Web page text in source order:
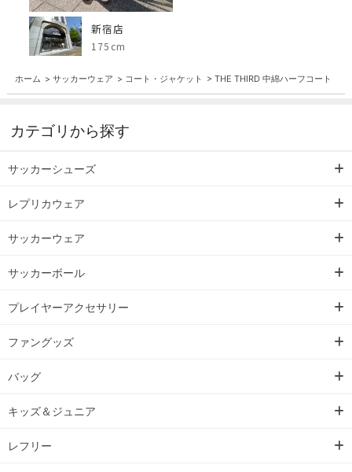
新宿店
175cm
ホーム > サッカーウェア > コート・ジャケット > THE THIRD 中綿ハーフコート
カテゴリから探す
サッカーシューズ
レプリカウェア
サッカーウェア
サッカーボール
プレイヤーアクセサリー
ファングッズ
バッグ
キッズ＆ジュニア
レフリー